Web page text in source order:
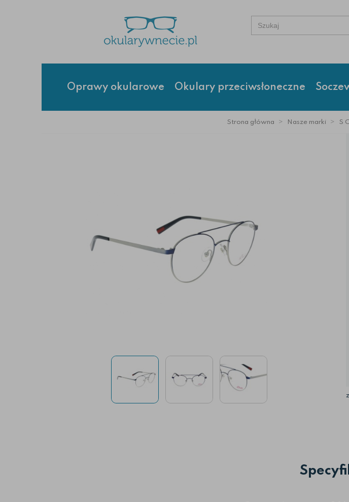
Oprawy okularowe Okulary przeciwsłoneczne
Strona główna Nasze marki S